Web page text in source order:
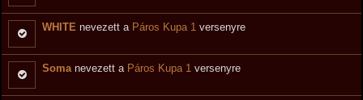
WHITE nevezett a Páros Kupa 1 versenyre
Somanevezett a Páros Kupa 1 versenyre